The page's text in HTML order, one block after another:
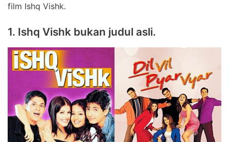
film Ishq Vishk.
1. Ishq Vishk bukan judul asli.